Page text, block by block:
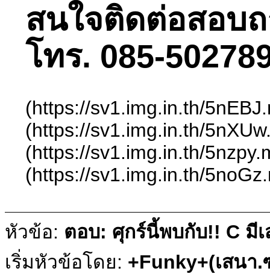
สนใจติดต่อสอบ
โทร. 085-
(https://sv1.img.in.th/
(https://sv1.img.in.th/
(https://sv1.img.in.th/
(https://sv1.img.in.th/
หัวข้อ: ตอบ: ศุกร์นี้พบกับ!! C มี
เริ่มหัวข้อโดย: +Funky+(เสนา